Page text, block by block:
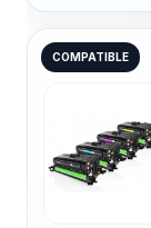
COMPATIBLE